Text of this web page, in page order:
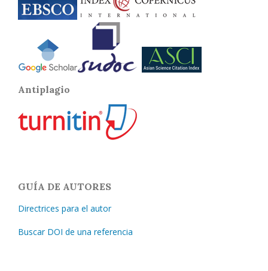
Antiplagio
GUÍA DE AUTORES
Directrices para el autor
Buscar DOI de una referencia